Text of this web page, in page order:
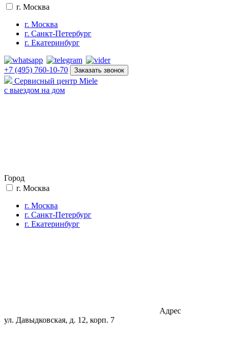
г. Москва
г. Москва
г. Санкт-Петербург
г. Екатеринбург
+7 (495) 760-10-70 Заказать звонок
Сервисный центр Miele
с выездом на дом
Город
г. Москва
г. Москва
г. Санкт-Петербург
г. Екатеринбург
Адрес
ул. Давыдковская, д. 12, корп. 7